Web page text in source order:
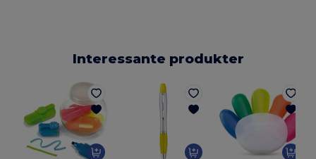
Interessante produkter